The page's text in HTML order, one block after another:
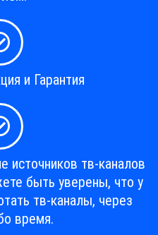
и Гарантия
источников тв-каналов
быть уверены, что у
тв-каналы, через
время.